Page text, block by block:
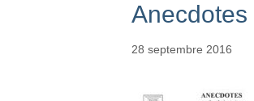
Anecdotes
28 septembre 2016